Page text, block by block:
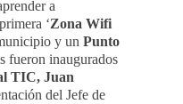
a
‘Zona Wifi
y un Punto
fueron inaugurados
TIC, Juan
del Jefe de